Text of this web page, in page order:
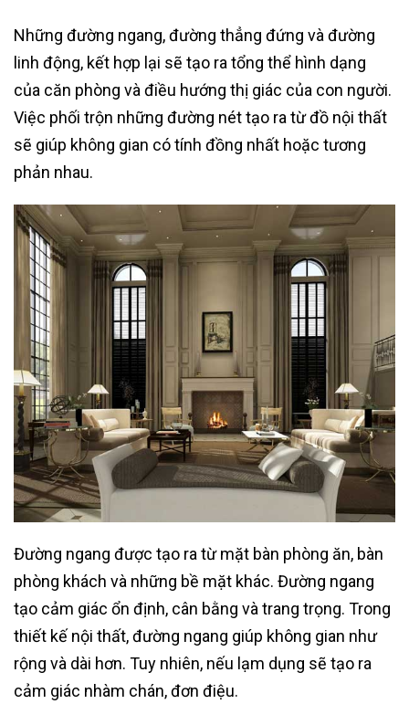
Những đường ngang, đường thẳng đứng và đường
linh động, kết hợp lại sẽ tạo ra tổng thể hình dạng
của căn phòng và điều hướng thị giác của con người.
Việc phối trộn những đường nét tạo ra từ đồ nội thất
sẽ giúp không gian có tính đồng nhất hoặc tương
phản nhau.
Đường ngang được tạo ra từ mặt bàn phòng ăn, bàn
phòng khách và những bề mặt khác. Đường ngang
tạo cảm giác ổn định, cân bằng và trang trọng. Trong
thiết kế nội thất, đường ngang giúp không gian như
rộng và dài hơn. Tuy nhiên, nếu lạm dụng sẽ tạo ra
cảm giác nhàm chán, đơn điệu.